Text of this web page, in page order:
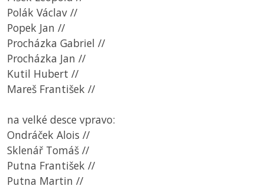
Polák Václav //
Popek Jan //
Procházka Gabriel //
Procházka Jan //
Kutil Hubert //
Mareš František //
na velké desce vpravo:
Ondráček Alois //
Sklenář Tomáš //
Putna František //
Putna Martin //